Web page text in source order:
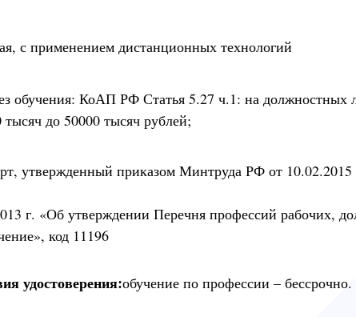
обучения: КоАП РФ Статья 5.27 ч.1: на должностных
до 50000 тысяч рублей;
утвержденный приказом Минтруда РФ от 10.02.2015
г. «Об утверждении Перечня профессий рабочих,
код 11196
с применением дистанционных технологий
удостоверения:обучение по профессии – бессрочно.